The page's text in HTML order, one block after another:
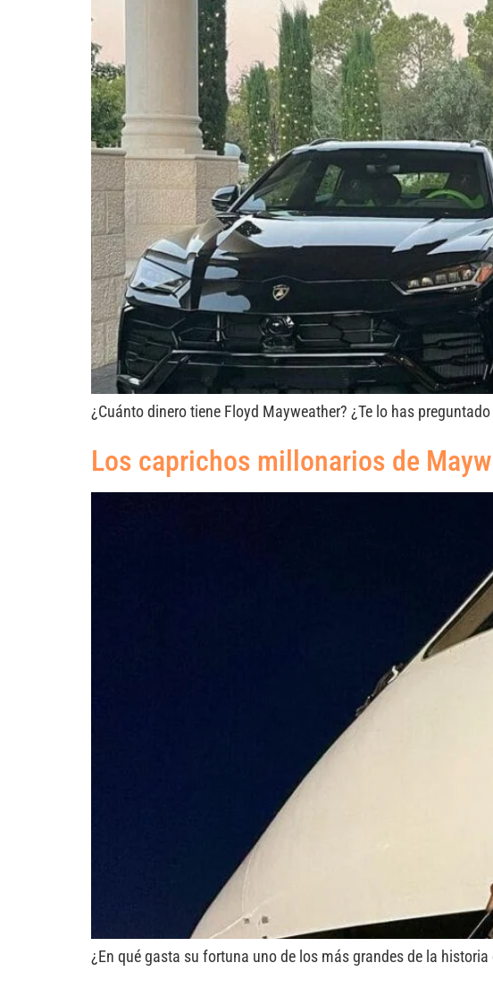
¿Cuánto dinero tiene Floyd Mayweather? ¿Te lo has
Los caprichos millonarios de
¿En qué gasta su fortuna uno de los más grandes de la